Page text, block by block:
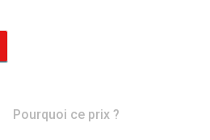
Pourquoi ce prix ?